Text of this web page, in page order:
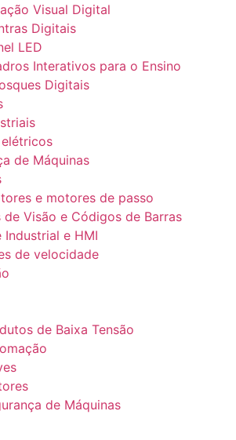
Visual Digital
Digitais
LED
Interativos para o Ensino
Digitais
de Máquinas
e motores de passo
de Visão e Códigos de Barras
Industrial e HMI
de velocidade
de Baixa Tensão
de Máquinas